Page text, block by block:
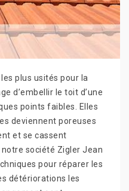
plus usités pour la
d’embellir le toit d’une
points faibles. Elles
deviennent poreuses
et se cassent
société Zigler Jean
pour réparer les
détériorations les